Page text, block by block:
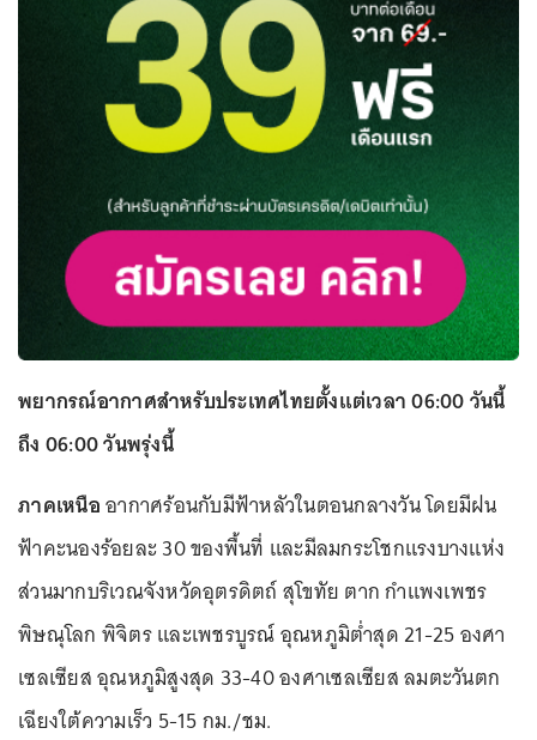
พยากรณ์อากาศสำหรับประเทศไทยตั้งแต่เวลา 06:00 วันนี้
ถึง 06:00 วันพรุ่งนี้
ภาคเหนืออากาศร้อนกับมีฟ้าหลัวในตอนกลางวัน โดยมีฝน
ฟ้าคะนองร้อยละ 30 ของพื้นที่ และมีลมกระโชกแรงบางแห่ง
ส่วนมากบริเวณจังหวัดอุตรดิตถ์ สุโขทัย ตาก กำแพงเพชร
พิษณุโลก พิจิตร และเพชรบูรณ์ อุณหภูมิต่ำสุด 21-25 องศา
เซลเซียส อุณหภูมิสูงสุด 33-40 องศาเซลเซียส ลมตะวันตก
เฉียงใต้ความเร็ว 5-15 กม./ชม.